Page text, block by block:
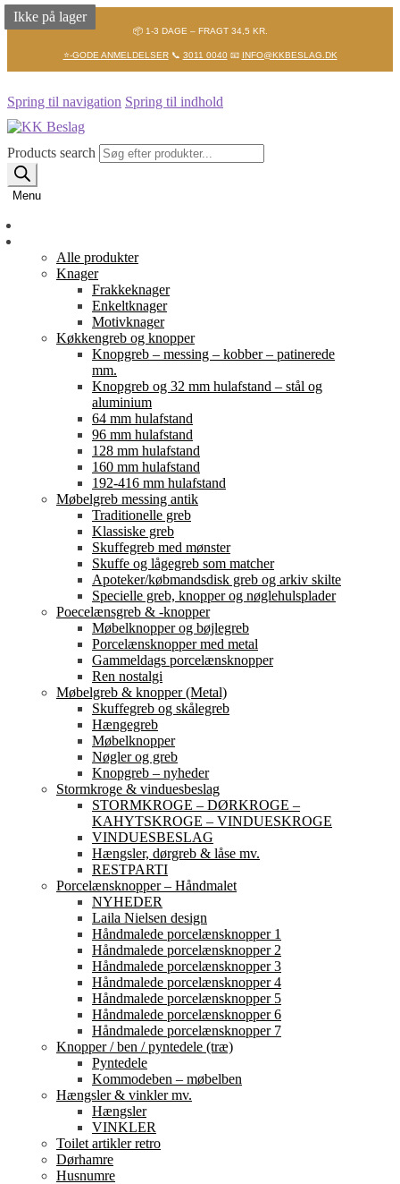
📦 1-3 DAGE – FRAGT 34,5 KR.
⭐-GODE ANMELDELSER📞 3011 0040📧 INFO@KKBESLAG.DK
Spring til navigation Spring til indhold
Products search
Menu
Alle produkter
Knager
Frakkeknager
Enkeltknager
Motivknager
Køkkengreb og knopper
Knopgreb – messing – kobber – patinerede
mm.
Knopgreb og 32 mm hulafstand – stål og
aluminium
64 mm hulafstand
96 mm hulafstand
128 mm hulafstand
160 mm hulafstand
192-416 mm hulafstand
Møbelgreb messing antik
Traditionelle greb
Klassiske greb
Skuffegreb med mønster
Skuffe og lågegreb som matcher
Apoteker/købmandsdisk greb og arkiv skilte
Specielle greb, knopper og nøglehulsplader
Poecelænsgreb & -knopper
Møbelknopper og bøjlegreb
Porcelænsknopper med metal
Gammeldags porcelænsknopper
Ren nostalgi
Møbelgreb & knopper (Metal)
Skuffegreb og skålegreb
Hængegreb
Møbelknopper
Nøgler og greb
Knopgreb – nyheder
Stormkroge & vinduesbeslag
STORMKROGE – DØRKROGE –
KAHYTSKROGE – VINDUESKROGE
VINDUESBESLAG
Hængsler, dørgreb & låse mv.
RESTPARTI
Porcelænsknopper – Håndmalet
NYHEDER
Laila Nielsen design
Håndmalede porcelænsknopper 1
Håndmalede porcelænsknopper 2
Håndmalede porcelænsknopper 3
Håndmalede porcelænsknopper 4
Håndmalede porcelænsknopper 5
Håndmalede porcelænsknopper 6
Håndmalede porcelænsknopper 7
Knopper / ben / pyntedele (træ)
Pyntedele
Kommodeben – møbelben
Hængsler & vinkler mv.
Hængsler
VINKLER
Toilet artikler retro
Dørhamre
Husnumre
Ikke på lager
Ikke på lager
Ikke på lager